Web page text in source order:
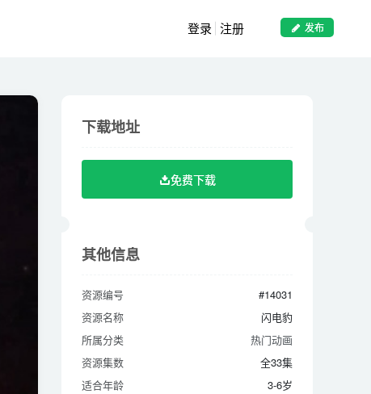
发布
登录 注册
免费下载
资源名称
闪电豹
所属分类
热门动画
资源集数
全33集
适合年龄
3-6岁
语言版本
国语中字
下载地址
免费下载
其他信息
资源编号
#14031
资源名称
闪电豹
所属分类
热门动画
资源集数
全33集
适合年龄
3-6岁